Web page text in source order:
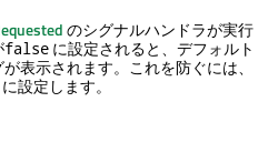
のシグナルハンドラが実行
false に設定されると、デフォルト
表示されます。これを防ぐには、
に設定します。